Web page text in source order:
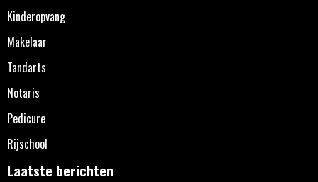
Kinderopvang
Makelaar
Tandarts
Notaris
Pedicure
Rijschool
Laatste berichten